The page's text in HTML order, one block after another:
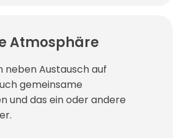
Atmosphäre
neben Austausch auf
gemeinsame
und das ein oder andere